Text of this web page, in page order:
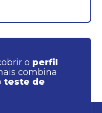
o perfil
combina
teste de